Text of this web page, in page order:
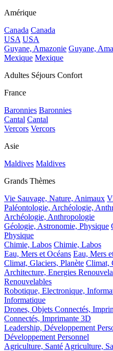
Amérique
Canada Canada
USA USA
Guyane, Amazonie Guyane,
Mexique Mexique
Adultes Séjours Confort
France
Baronnies Baronnies
Cantal Cantal
Vercors Vercors
Asie
Maldives Maldives
Grands Thèmes
Vie Sauvage, Nature, Animaux
Paléontologie, Archéologie,
Archéologie, Anthropologie
Géologie, Astronomie, Physique
Physique
Chimie, Labos Chimie, Labos
Eau, Mers et Océans Eau, Mers
Climat, Glaciers, Planète Climat,
Architecture, Energies
Renouvelables
Robotique, Electronique,
Informatique
Drones, Objets Connectés,
Connectés, Imprimante 3D
Leadership, Développement
Développement Personnel
Agriculture, Santé Agriculture,